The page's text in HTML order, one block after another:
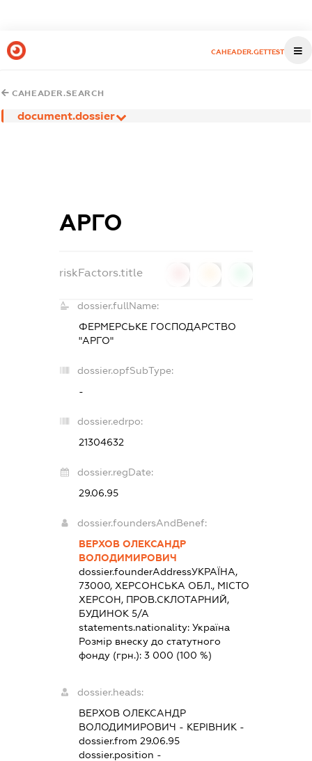
CAHEADER.GETTEST
CAHEADER.SEARCH
document.dossier
АРГО
riskFactors.title
dossier.fullName:
ФЕРМЕРСЬКЕ ГОСПОДАРСТВО
"АРГО"
dossier.opfSubType:
-
dossier.edrpo:
21304632
dossier.regDate:
29.06.95
dossier.foundersAndBenef:
ВЕРХОВ ОЛЕКСАНДР
ВОЛОДИМИРОВИЧ
dossier.founderAddressУКРАЇНА,
73000, ХЕРСОНСЬКА ОБЛ., МІСТО
ХЕРСОН, ПРОВ.СКЛОТАРНИЙ,
БУДИНОК 5/А
statements.nationality: Україна
Розмір внеску до статутного
фонду (грн.): 3 000 (100 %)
dossier.heads:
ВЕРХОВ ОЛЕКСАНДР
ВОЛОДИМИРОВИЧ - КЕРІВНИК -
dossier.from 29.06.95
dossier.position -